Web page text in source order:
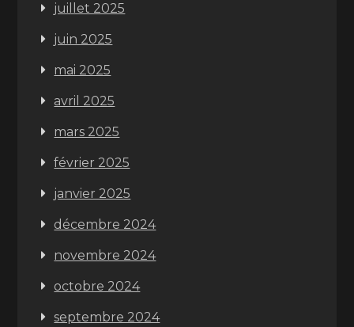
juillet 2025
juin 2025
mai 2025
avril 2025
mars 2025
février 2025
janvier 2025
décembre 2024
novembre 2024
octobre 2024
septembre 2024